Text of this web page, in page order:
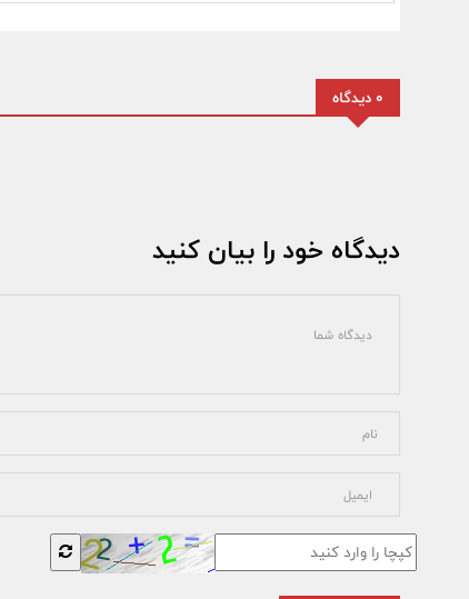
0 دیدگاه
دیدگاه خود را بیان کنید